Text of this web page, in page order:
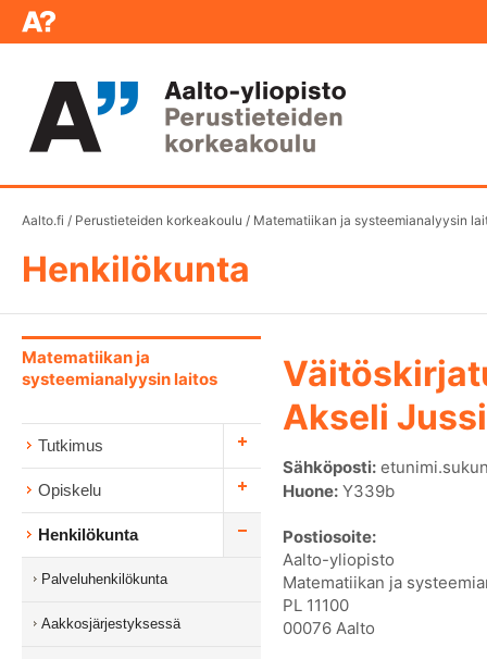
Aalto.fi / Perustieteiden korkeakoulu / Matematiikan ja systeemianalyysin
Henkilökunta
Matematiikan ja
systeemianalyysin laitos
Tutkimus
Opiskelu
Henkilökunta
Palveluhenkilökunta
Aakkosjärjestyksessä
Akseli
Sähköposti:
Huone: Y339b
Postiosoite:
Aalto-yliopisto
Matematiikan ja
PL 11100
00076 Aalto